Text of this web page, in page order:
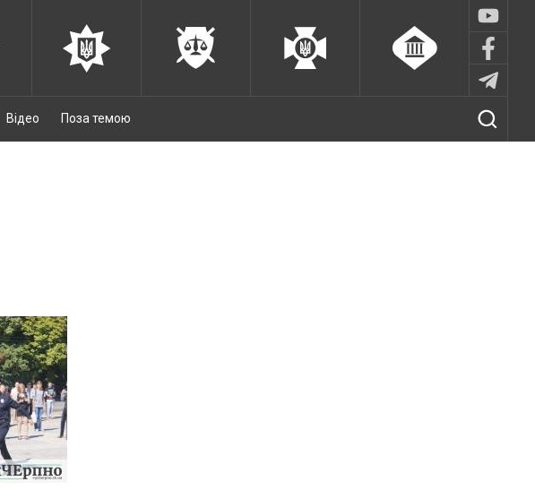
Відео Поза темою